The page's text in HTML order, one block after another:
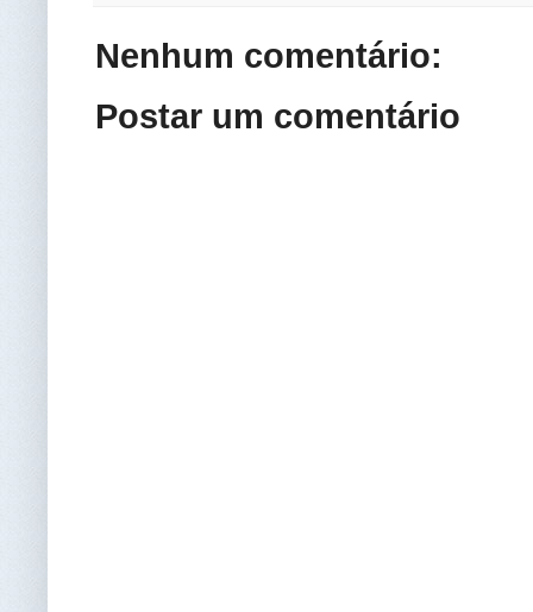
Nenhum comentário:
Postar um comentário